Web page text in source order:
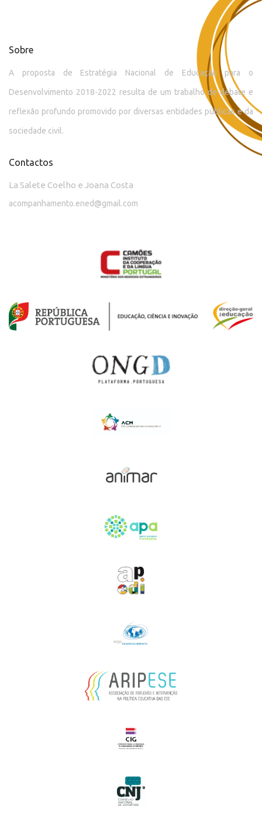
Sobre
A proposta de Estratégia Nacional de Educação para o
Desenvolvimento 2018-2022 resulta de um trabalho de debate e
reflexão profundo promovido por diversas entidades públicas e da
sociedade civil.
Contactos
La Salete Coelho e Joana Costa
acompanhamento.ened@gmail.com